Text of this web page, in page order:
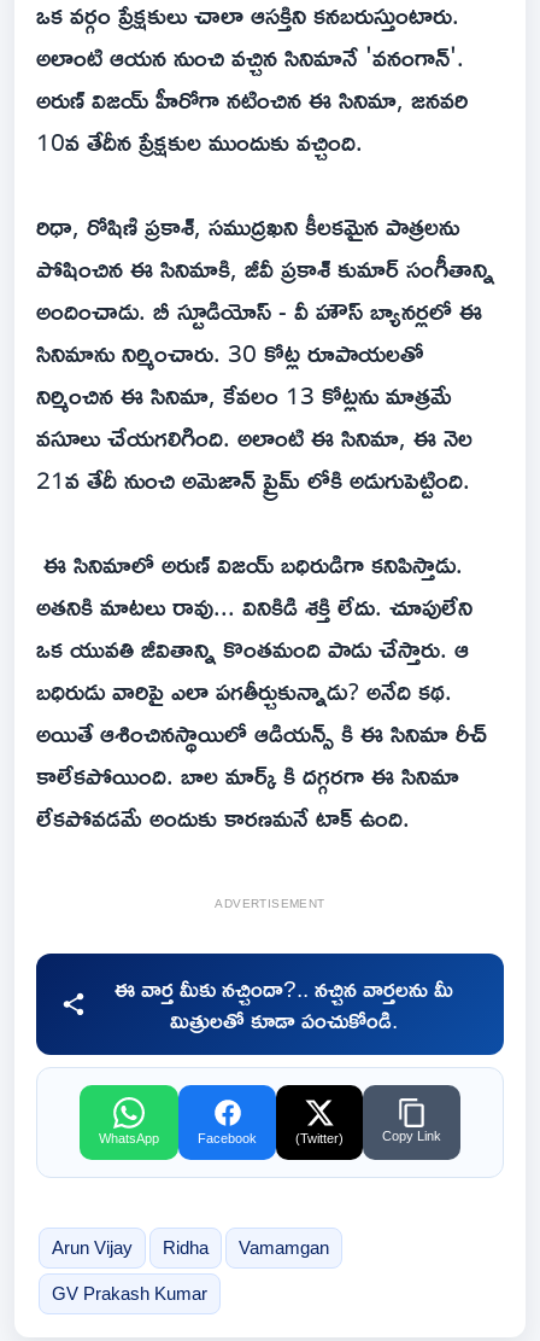
ఒక వర్గం ప్రేక్షకులు చాలా ఆసక్తిని కనబరుస్తుంటారు.
అలాంటి ఆయన నుంచి వచ్చిన సినిమానే 'వనంగాన్'.
అరుణ్ విజయ్ హీరోగా నటించిన ఈ సినిమా, జనవరి
10వ తేదీన ప్రేక్షకుల ముందుకు వచ్చింది.
రిధా, రోషిణి ప్రకాశ్, సముద్రఖని కీలకమైన పాత్రలను
పోషించిన ఈ సినిమాకి, జీవీ ప్రకాశ్ కుమార్ సంగీతాన్ని
అందించాడు. బీ స్టూడియోస్ - వీ హౌస్ బ్యానర్లలో ఈ
సినిమాను నిర్మించారు. 30 కోట్ల రూపాయలతో
నిర్మించిన ఈ సినిమా, కేవలం 13 కోట్లను మాత్రమే
వసూలు చేయగలిగింది. అలాంటి ఈ సినిమా, ఈ నెల
21వ తేదీ నుంచి అమెజాన్ ప్రైమ్ లోకి అడుగుపెట్టింది.
ఈ సినిమాలో అరుణ్ విజయ్ బధిరుడిగా కనిపిస్తాడు.
అతనికి మాటలు రావు... వినికిడి శక్తి లేదు. చూపులేని
ఒక యువతి జీవితాన్ని కొంతమంది పాడు చేస్తారు. ఆ
బధిరుడు వారిపై ఎలా పగతీర్చుకున్నాడు? అనేది కథ.
అయితే ఆశించినస్థాయిలో ఆడియన్స్ కి ఈ సినిమా రీచ్
కాలేకపోయింది. బాల మార్క్ కి దగ్గరగా ఈ సినిమా
లేకపోవడమే అందుకు కారణమనే టాక్ ఉంది.
ADVERTISEMENT
ఈ వార్త మీకు నచ్చిందా?.. నచ్చిన వార్తలను మీ
మిత్రులతో కూడా పంచుకోండి.
WhatsApp Facebook (Twitter) Copy Link
Arun Vijay Ridha Vamamgan
GV Prakash Kumar